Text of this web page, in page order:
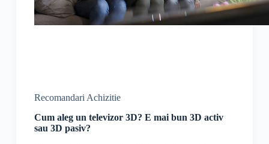
Recomandari Achizitie
Cum aleg un televizor 3D? E mai bun 3D activ
sau 3D pasiv?